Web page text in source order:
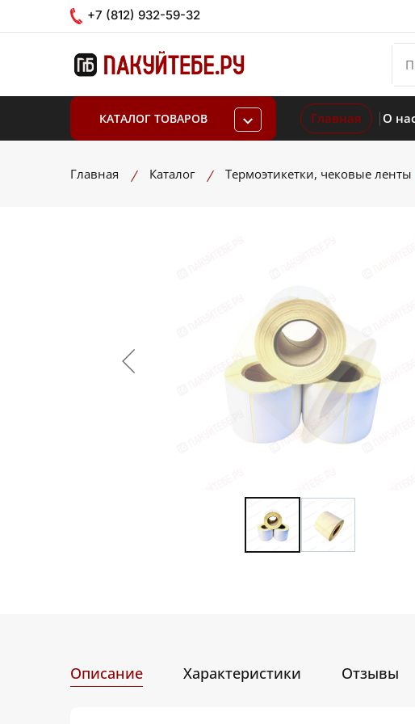
+7 (812) 932-59-32
КАТАЛОГ ТОВАРОВ Главная О
Главная Каталог Термоэтикетки, чековые ленты
Описание Характеристики Отзывы